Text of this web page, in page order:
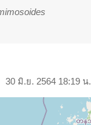
30 มิ.ย. 2564 18:19 น.